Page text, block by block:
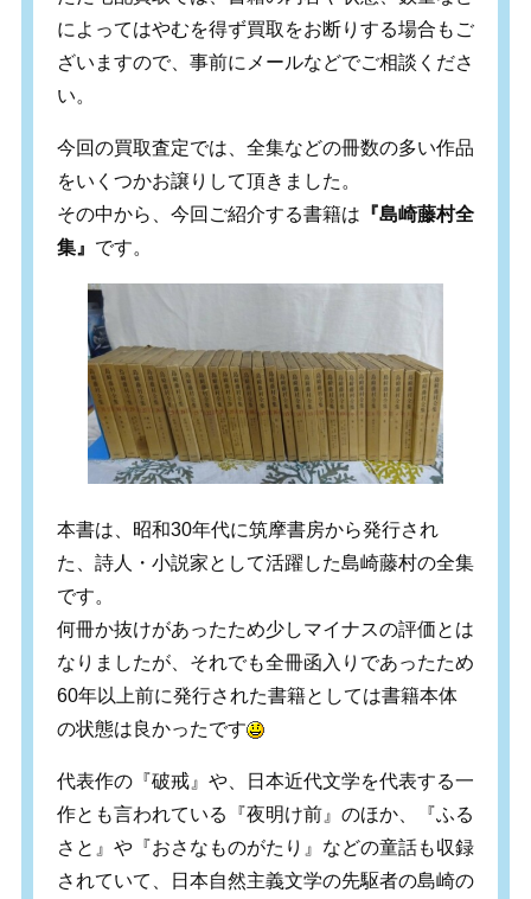
によってはやむを得ず買取をお断りする場合もご
ざいますので、事前にメールなどでご相談くださ
い。
今回の買取査定では、全集などの冊数の多い作品
をいくつかお譲りして頂きました。
その中から、今回ご紹介する書籍は 『島崎藤村全
集』 です。
本書は、昭和30年代に筑摩書房から発行され
た、詩人・小説家として活躍した島崎藤村の全集
です。
何冊か抜けがあったため少しマイナスの評価とは
なりましたが、それでも全冊函入りであったため
60年以上前に発行された書籍としては書籍本体
の状態は良かったです
代表作の『破戒』や、日本近代文学を代表する一
作とも言われている『夜明け前』のほか、『ふる
さと』や『おさなものがたり』などの童話も収録
されていて、日本自然主義文学の先駆者の島崎の